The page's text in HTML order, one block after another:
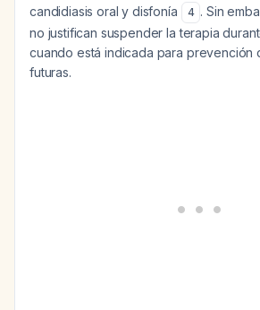
candidiasis oral y disfonía
4 . Sin
no justifican suspender la terapia
cuando está indicada para prevención
futuras.